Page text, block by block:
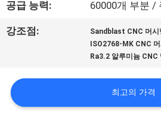
품
질
리
공급 능력: 60000개 부분 /
강조점: Sandblast CNC 머시
ISO2768-MK CNC
Ra3.2 알루미늄 CNC
최고의 가격